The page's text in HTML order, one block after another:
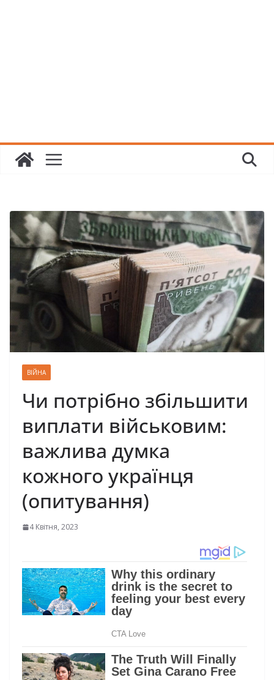
ВІЙНА
Чи потрiбнo збiльшити
виплати вiйcьковим:
важлива думка
кожного українця
(oпитyвaння)
4 Квітня, 2023